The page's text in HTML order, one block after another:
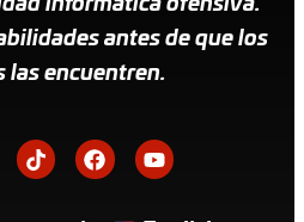
informática ofensiva.
antes de que los
las encuentren.